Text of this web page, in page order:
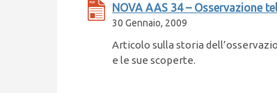
NOVA AAS 34 – Osservazione
30 Gennaio, 2009
Articolo sulla storia
e le sue scoperte.